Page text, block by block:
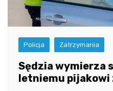
Policja Zatrzymania
Sędzia wymierza
letniemu pijakowi